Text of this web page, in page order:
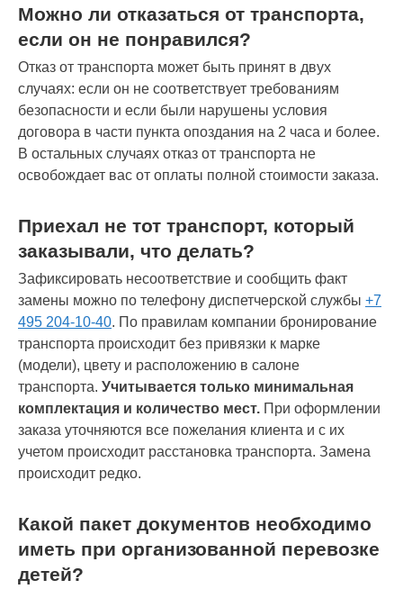
Можно ли отказаться от транспорта,
если он не понравился?
Отказ от транспорта может быть принят в двух
случаях: если он не соответствует требованиям
безопасности и если были нарушены условия
договора в части пункта опоздания на 2 часа и более.
В остальных случаях отказ от транспорта не
освобождает вас от оплаты полной стоимости заказа.
Приехал не тот транспорт, который
заказывали, что делать?
Зафиксировать несоответствие и сообщить факт
замены можно по телефону диспетчерской службы +7
495 204-10-40. По правилам компании бронирование
транспорта происходит без привязки к марке
(модели), цвету и расположению в салоне
транспорта. Учитывается только минимальная
комплектация и количество мест. При оформлении
заказа уточняются все пожелания клиента и с их
учетом происходит расстановка транспорта. Замена
происходит редко.
Какой пакет документов необходимо
иметь при организованной перевозке
детей?